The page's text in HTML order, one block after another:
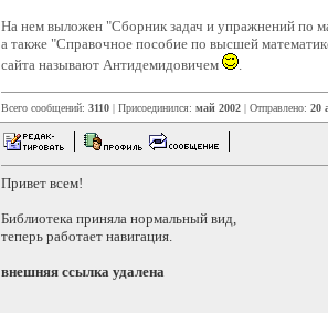
На нем выложен "Сборник задач и упражнений по
а также "Справочное пособие по высшей
сайта называют Антидемидовичем
.
Всего сообщений: 3110 | Присоединился: май 2002 | Отправлено: 20
Привет всем!
Библиотека приняла нормальный вид,
теперь работает навигация.
внешняя ссылка удалена